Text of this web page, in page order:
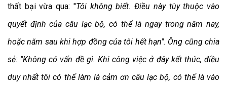
thất bại vừa qua: "Tôi không biết. Điều này tùy thuộc vào
quyết định của câu lạc bộ, có thể là ngay trong năm nay,
hoặc năm sau khi hợp đồng của tôi hết hạn". Ông cũng chia
sẻ: "Không có vấn đề gì. Khi công việc ở đây kết thúc, điều
duy nhất tôi có thể làm là cảm ơn câu lạc bộ, có thể là vào